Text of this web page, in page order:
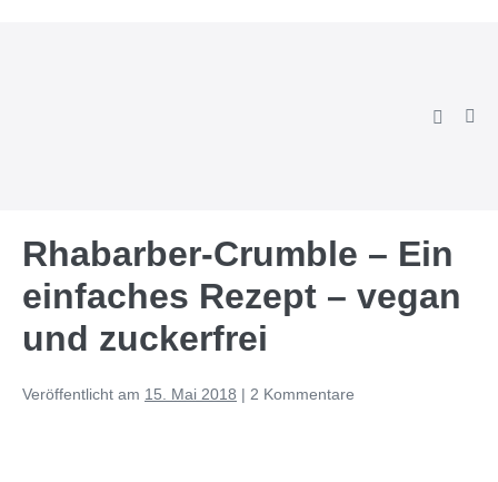
Suche-
Rhabarber-Crumble – Ein
einfaches Rezept – vegan
und zuckerfrei
Veröffentlicht am 15. Mai 2018 | 2 Kommentare